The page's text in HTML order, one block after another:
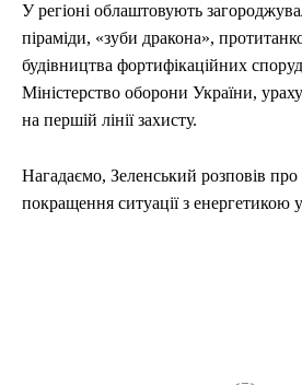
У регіоні облаштовують
піраміди, «зуби дракона»,
будівництва фортифікаційних
Міністерство оборони України,
на першій лінії захисту.
Нагадаємо, Зеленський розповів про
покращення ситуації з енергетикою